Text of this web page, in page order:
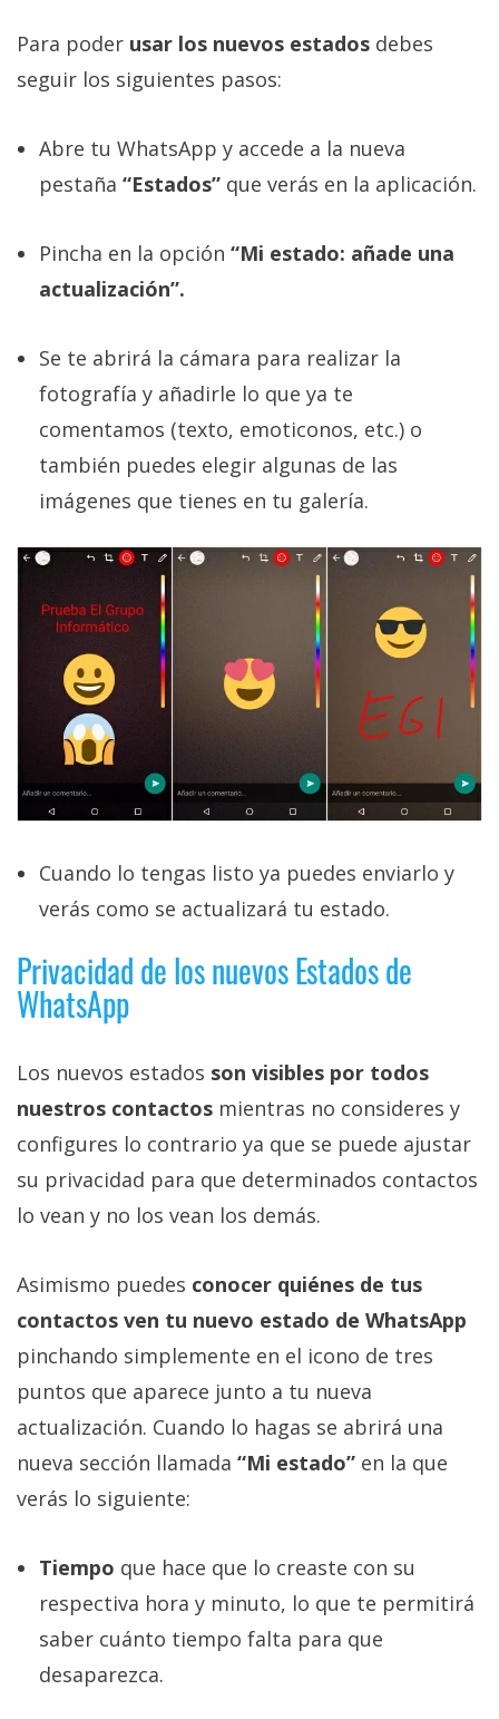
Para poder usar los nuevos estados debes
seguir los siguientes pasos:
Abre tu WhatsApp y accede a la nueva
pestaña “Estados” que verás en la aplicación.
Pincha en la opción “Mi estado: añade una
actualización”.
Se te abrirá la cámara para realizar la
fotografía y añadirle lo que ya te
comentamos (texto, emoticonos, etc.) o
también puedes elegir algunas de las
imágenes que tienes en tu galería.
Cuando lo tengas listo ya puedes enviarlo y
verás como se actualizará tu estado.
Privacidad de los nuevos Estados de
WhatsApp
Los nuevos estados son visibles por todos
nuestros contactos mientras no consideres y
configures lo contrario ya que se puede ajustar
su privacidad para que determinados contactos
lo vean y no los vean los demás.
Asimismo puedes conocer quiénes de tus
contactos ven tu nuevo estado de WhatsApp
pinchando simplemente en el icono de tres
puntos que aparece junto a tu nueva
actualización. Cuando lo hagas se abrirá una
nueva sección llamada “Mi estado” en la que
verás lo siguiente:
Tiempo que hace que lo creaste con su
respectiva hora y minuto, lo que te permitirá
saber cuánto tiempo falta para que
desaparezca.